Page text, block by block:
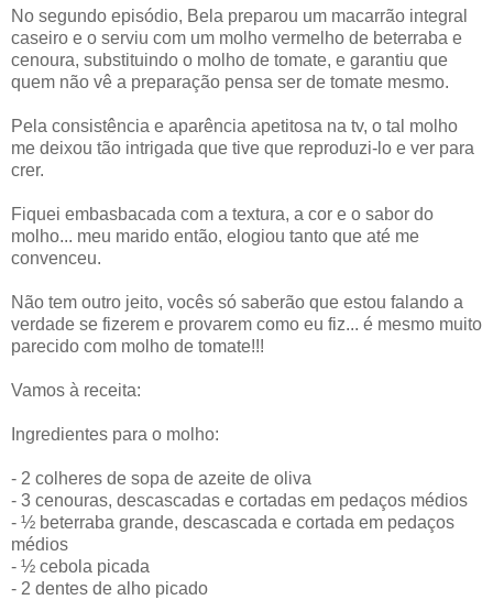
No segundo episódio, Bela preparou um macarrão integral
caseiro e o serviu com um molho vermelho de beterraba e
cenoura, substituindo o molho de tomate, e garantiu que
quem não vê a preparação pensa ser de tomate mesmo.
Pela consistência e aparência apetitosa na tv, o tal molho
me deixou tão intrigada que tive que reproduzi-lo e ver para
crer.
Fiquei embasbacada com a textura, a cor e o sabor do
molho... meu marido então, elogiou tanto que até me
convenceu.
Não tem outro jeito, vocês só saberão que estou falando a
verdade se fizerem e provarem como eu fiz... é mesmo muito
parecido com molho de tomate!!!
Vamos à receita:
Ingredientes para o molho:
- 2 colheres de sopa de azeite de oliva
- 3 cenouras, descascadas e cortadas em pedaços médios
- ½ beterraba grande, descascada e cortada em pedaços
médios
- ½ cebola picada
- 2 dentes de alho picado